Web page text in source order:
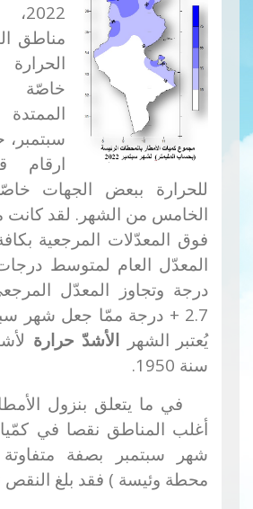
مناطق
خاصّة
ارقام
للحرارة ببعض الجهات
الخامس من الشهر. لقد كانت
فوق المعدّلات المرجعية
درجة وتجاوز المعدّل
2.7 + درجة ممّا جعل شهر
يُعتبر الشهر الأشدّ حرارة
سنة 1950.
في ما يتعلق بنزول
أغلب المناطق نقصا في
محطة وئيسة ) فقد بلغ النقص